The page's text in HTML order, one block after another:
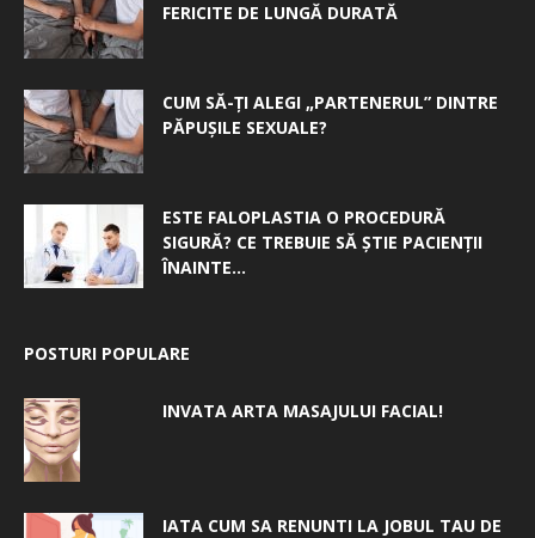
FERICITE DE LUNGĂ DURATĂ
CUM SĂ-ȚI ALEGI „PARTENERUL” DINTRE
PĂPUȘILE SEXUALE?
ESTE FALOPLASTIA O PROCEDURĂ
SIGURĂ? CE TREBUIE SĂ ȘTIE PACIENȚII
ÎNAINTE...
POSTURI POPULARE
INVATA ARTA MASAJULUI FACIAL!
IATA CUM SA RENUNTI LA JOBUL TAU DE